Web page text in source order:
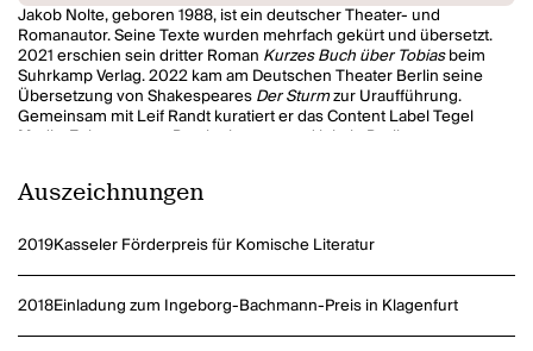
Jakob Nolte, geboren 1988, ist ein deutscher Theater- und
Romanautor. Seine Texte wurden mehrfach gekürt und übersetzt.
2021 erschien sein dritter Roman Kurzes Buch über Tobiasbeim
Suhrkamp Verlag. 2022 kam am Deutschen Theater Berlin seine
Übersetzung von ShakespearesDer Sturmzur Uraufführung.
Gemeinsam mit Leif Randt kuratiert er das Content Label Tegel
Media. Er kommt aus Barsinghausen und lebt in Berlin.
Auszeichnungen
2019Kasseler Förderpreis für Komische Literatur
2018Einladung zum Ingeborg-Bachmann-Preis in Klagenfurt